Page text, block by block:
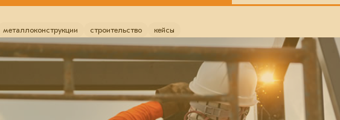
металлоконструкции строительство кейсы